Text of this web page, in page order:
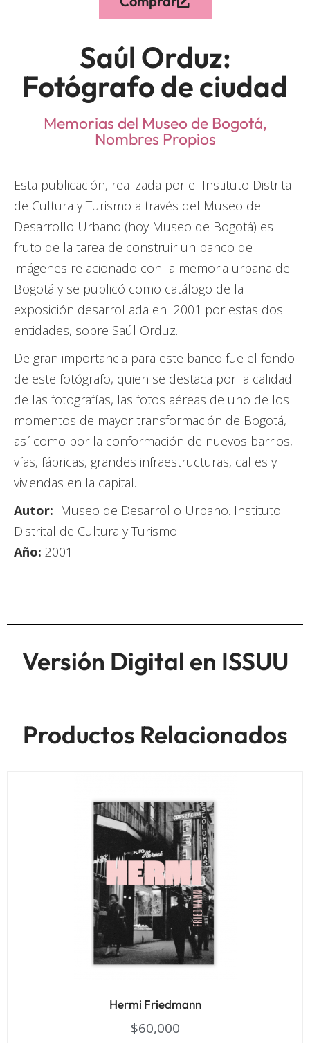
Saúl Orduz:
Fotógrafo de ciudad
Memorias del Museo de Bogotá,
Nombres Propios
Esta publicación, realizada por el Instituto Distrital
de Cultura y Turismo a través del Museo de
Desarrollo Urbano (hoy Museo de Bogotá) es
fruto de la tarea de construir un banco de
imágenes relacionado con la memoria urbana de
Bogotá y se publicó como catálogo de la
exposición desarrollada en 2001 por estas dos
entidades, sobre Saúl Orduz.
De gran importancia para este banco fue el fondo
de este fotógrafo, quien se destaca por la calidad
de las fotografías, las fotos aéreas de uno de los
momentos de mayor transformación de Bogotá,
así como por la conformación de nuevos barrios,
vías, fábricas, grandes infraestructuras, calles y
viviendas en la capital.
Autor: Museo de Desarrollo Urbano. Instituto
Distrital de Cultura y Turismo
Año: 2001
Versión Digital en ISSUU
Productos Relacionados
Hermi Friedmann
$60,000